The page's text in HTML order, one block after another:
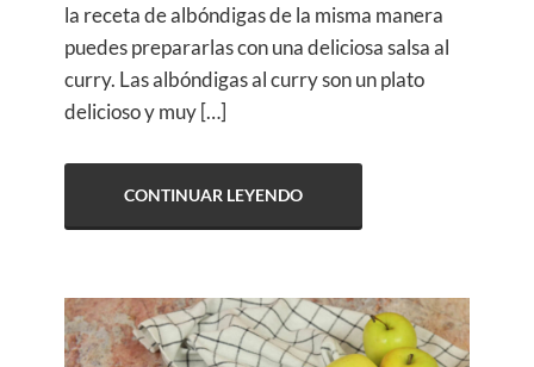
la receta de albóndigas de la misma manera
puedes prepararlas con una deliciosa salsa al
curry. Las albóndigas al curry son un plato
delicioso y muy […]
CONTINUAR LEYENDO